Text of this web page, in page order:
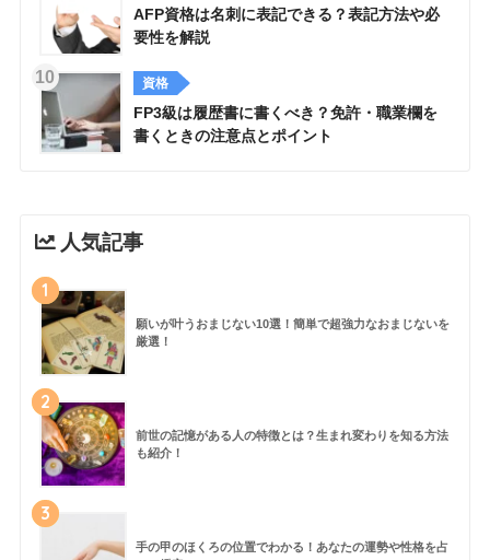
AFP資格は名刺に表記できる？表記方法や必
要性を解説
資格
FP3級は履歴書に書くべき？免許・職業欄を
書くときの注意点とポイント
人気記事
1
願いが叶うおまじない10選！簡単で超強力なおまじないを
厳選！
2
前世の記憶がある人の特徴とは？生まれ変わりを知る方法
も紹介！
3
手の甲のほくろの位置でわかる！あなたの運勢や性格を占